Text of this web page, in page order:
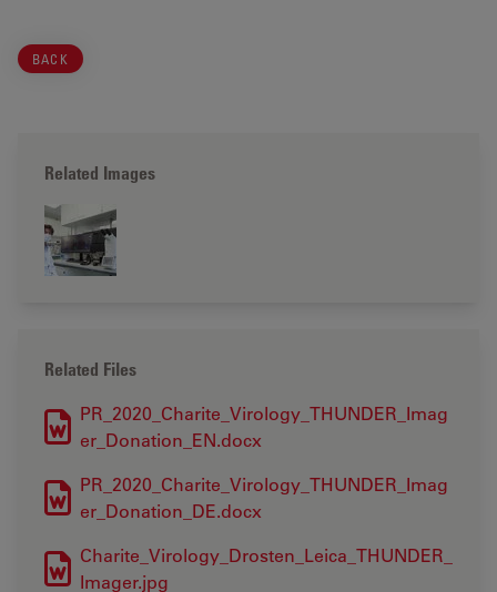
BACK
Related Images
Related Files
PR_2020_Charite_Virology_THUNDER_Imag
er_Donation_EN.docx
PR_2020_Charite_Virology_THUNDER_Imag
er_Donation_DE.docx
Charite_Virology_Drosten_Leica_THUNDER_
Imager.jpg